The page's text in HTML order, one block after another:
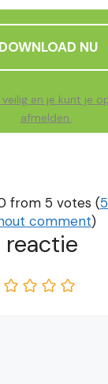
veilig en je kunt je
afmelden.
from 5 votes (
comment)
reactie